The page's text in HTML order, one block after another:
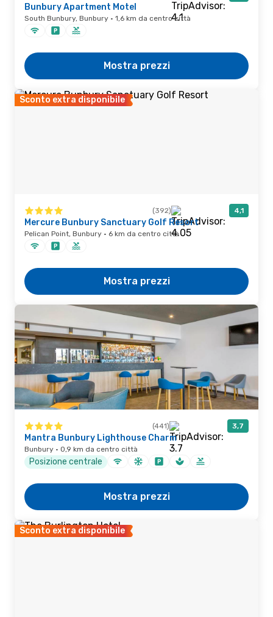
Bunbury Apartment Motel
South Bunbury, Bunbury · 1,6 km da centro città
Mostra prezzi
Sconto extra disponibile
(392) 4,1
Mercure Bunbury Sanctuary Golf Resort
Pelican Point, Bunbury · 6 km da centro città
Mostra prezzi
(441) 3,7
Mantra Bunbury Lighthouse Charm
Bunbury · 0,9 km da centro città
Posizione centrale
Mostra prezzi
Sconto extra disponibile